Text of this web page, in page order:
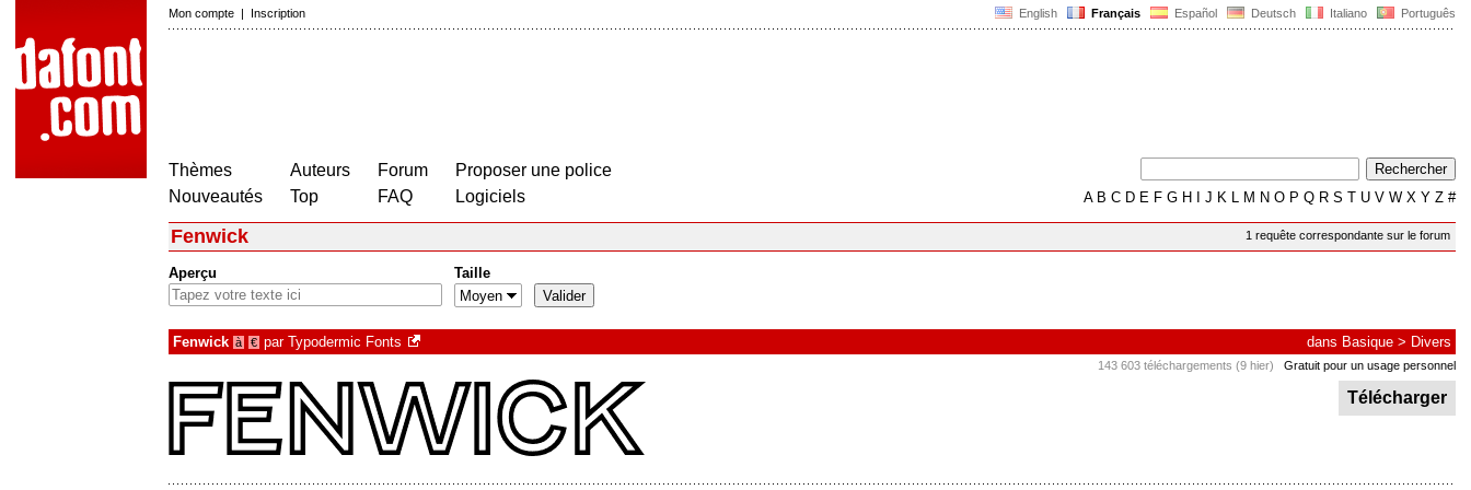
English Français Español Deutsch Italiano Português
Mon compte | Inscription
Thèmes
Nouveautés
Auteurs
Top
Forum
FAQ
Proposer une police
Logiciels
AB C D E F G H J K L M N O P Q R S T U V W X Y Z #
1 requête correspondante sur le forum
Fenwick
Aperçu Taille
Fenwick à € par Typodermic Fonts dans Basique > Divers
143 603 téléchargements (9 hier) Gratuit pour un usage personnel
Télécharger